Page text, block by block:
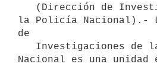
la Policía Nacional).-
de
Nacional es una unidad